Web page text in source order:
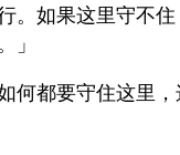
。如果这里守不
」
何都要守住这里